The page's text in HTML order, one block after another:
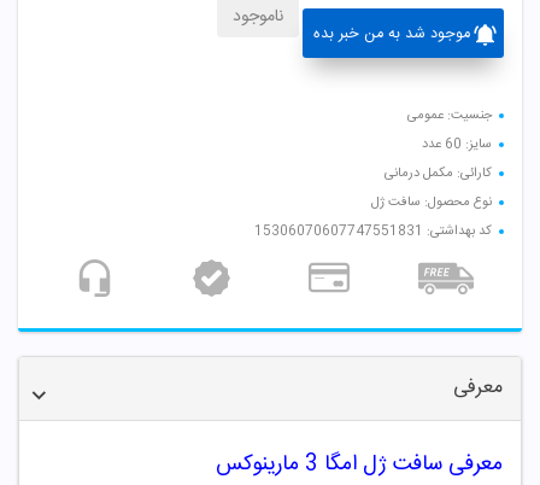
موجود شد به من خبر بده
ناموجود
جنسیت: عمومی
سایز: 60 عدد
کارائی: مکمل درمانی
نوع محصول: سافت ژل
کد بهداشتی: 15306070607747551831
معرفی
معرفی سافت ژل امگا 3 مارینوکس